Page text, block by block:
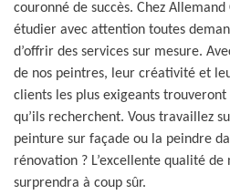
couronné de succès. Chez
étudier avec attention toutes
d’offrir des services sur mesure.
de nos peintres, leur créativité et
clients les plus exigeants
qu’ils recherchent. Vous travaillez
peinture sur façade ou la peindre
rénovation ? L’excellente qualité de
surprendra à coup sûr.